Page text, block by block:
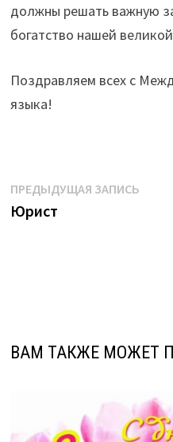
должны решать важную
богатство нашей
Поздравляем всех с
языка!
Навигация
по
ПРЕДЫДУЩАЯ ЗАПИСЬ
Юрист
ВАМ ТАКЖЕ МОЖЕТ